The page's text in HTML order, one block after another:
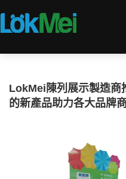
LokMei陳列展示製造商
的新產品助力各大品牌